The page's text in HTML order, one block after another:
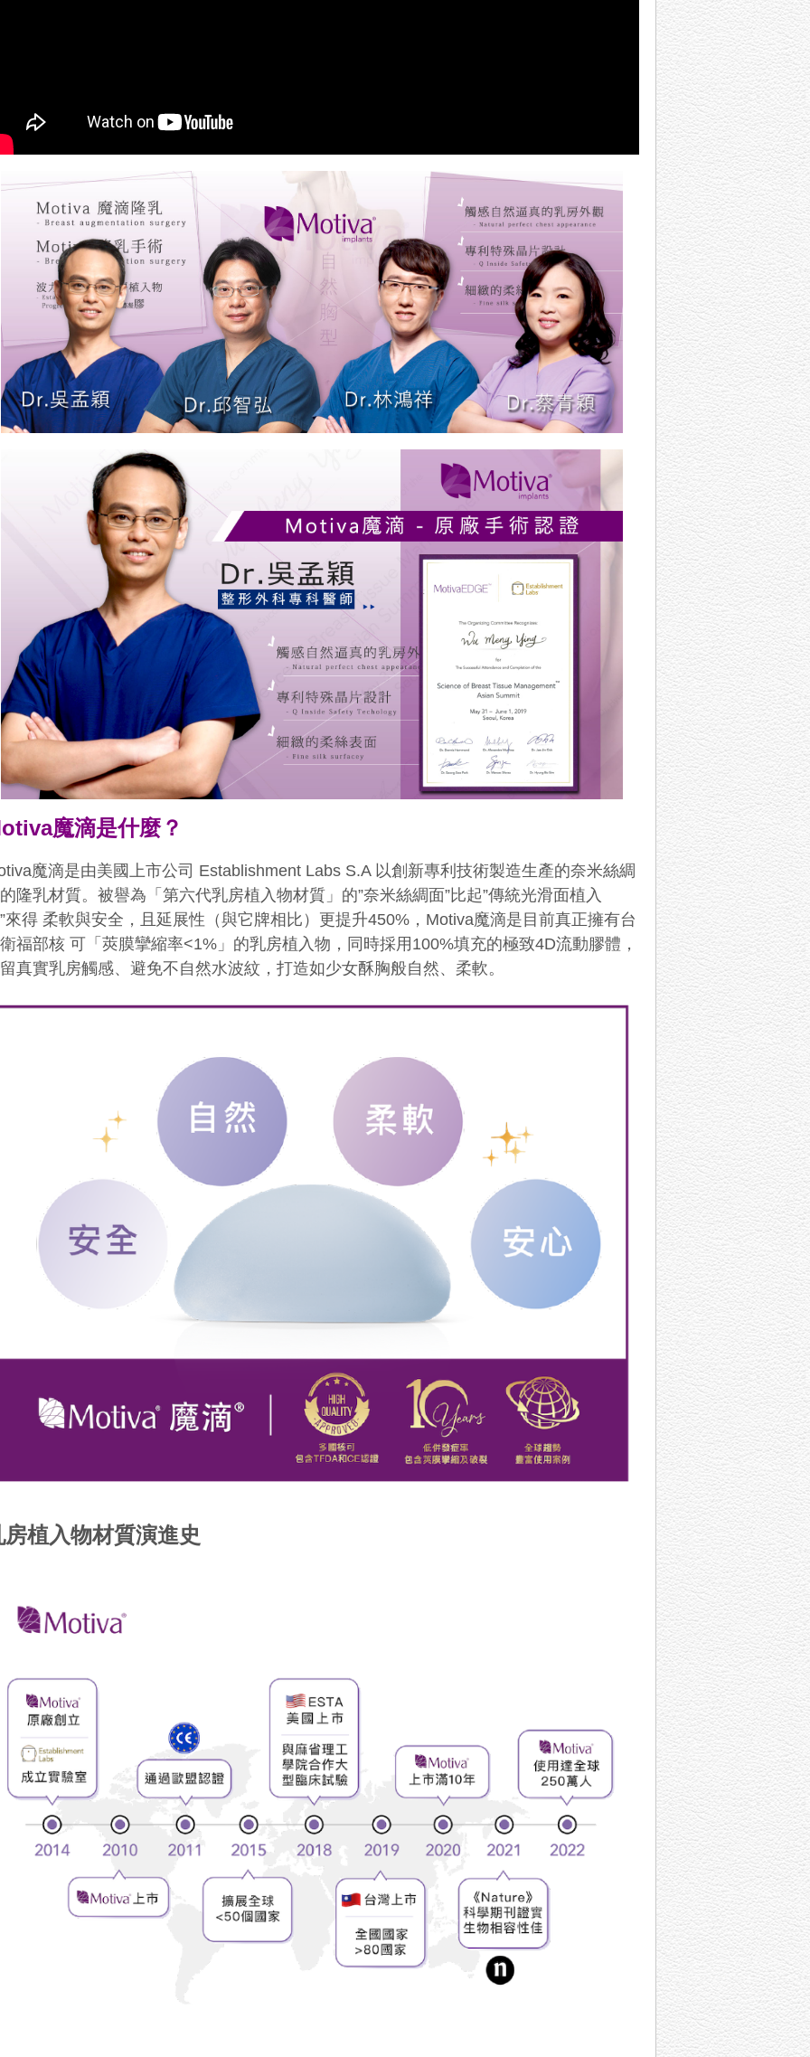
魔滴是什麼？
魔滴是由美國上市公司 Establishment Labs S.A 以創新專利技術製造生產的奈米絲綢
隆乳材質。被譽為「第六代乳房植入物材質」的”奈米絲綢面”比起”傳統光滑面植入
”來得 柔軟與安全，且延展性（與它牌相比）更提升450% ， Motiva魔滴是目前真正擁有台
福部核 可「莢膜攣縮率<1% 」的乳房植入物，同時採用 100%填充的極致4D流動膠體，
真實乳房觸感、避免不自然水波紋，打造如少女酥胸般自然、柔軟。
房植入物材質演進史